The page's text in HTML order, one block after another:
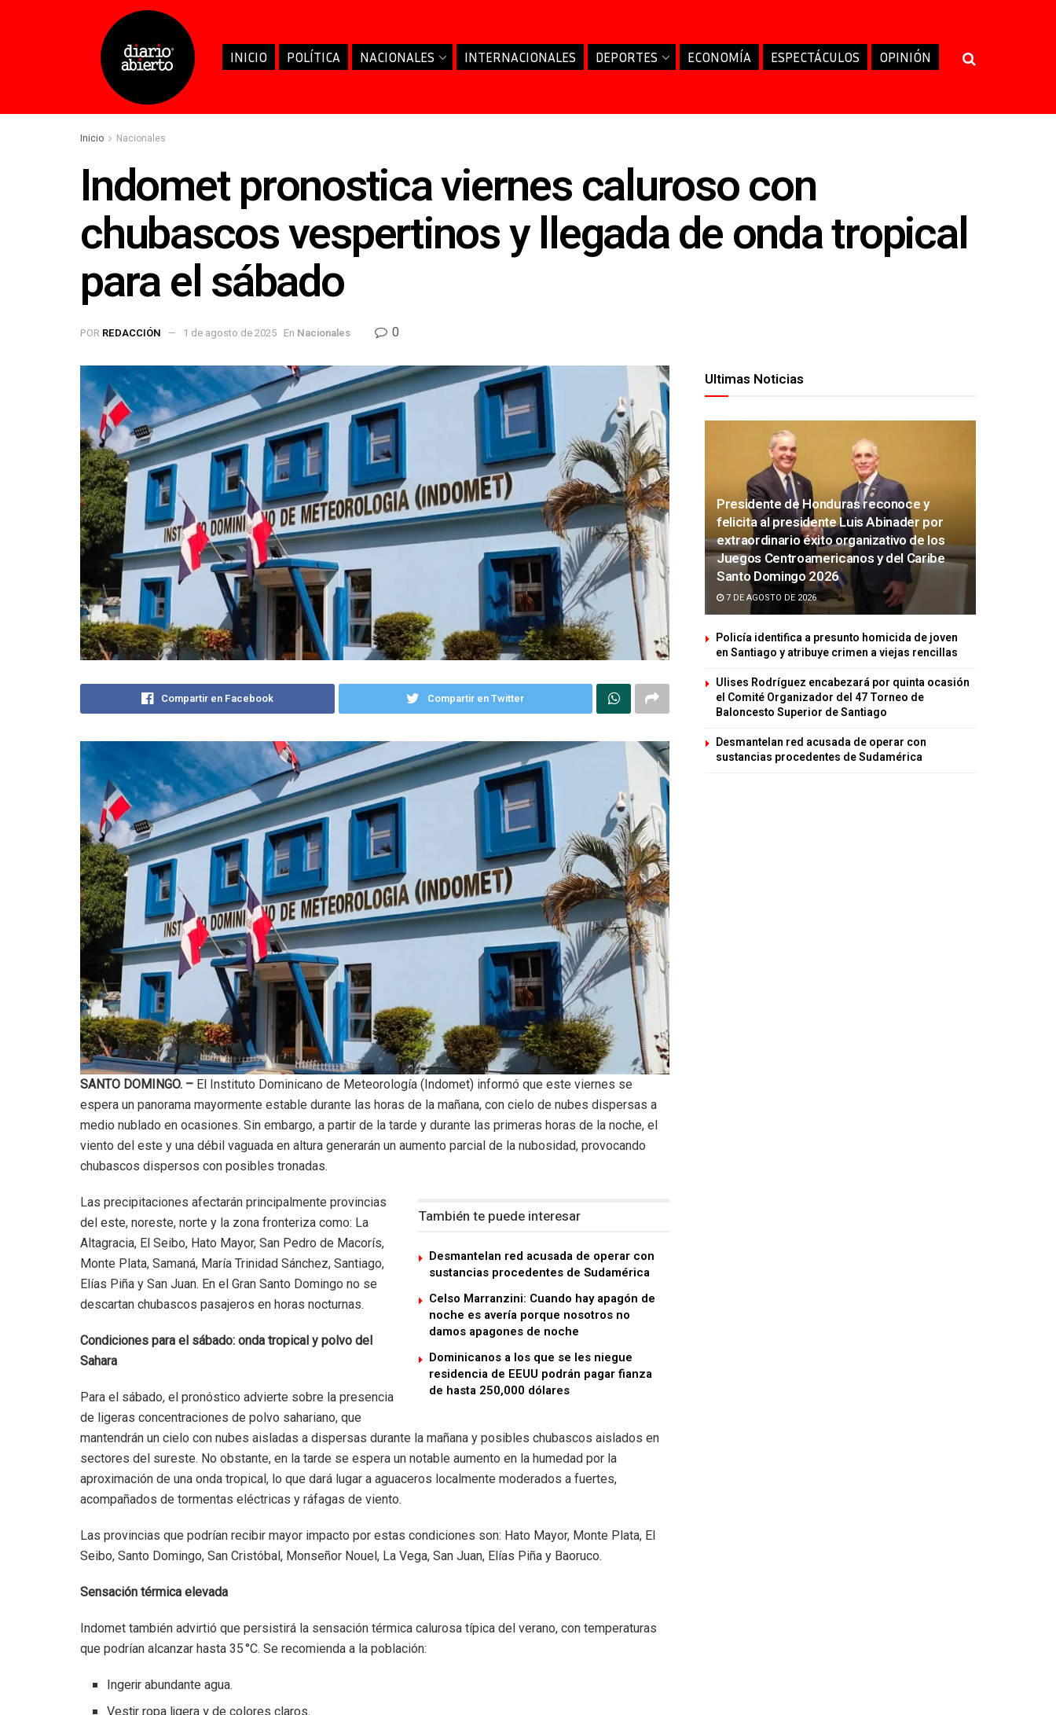
INICIO POLÍTICA NACIONALES INTERNACIONALES DEPORTES ECONOMÍA ESPECTÁCULOS OPINIÓN
Inicio Nacionales
Indomet pronostica viernes caluroso con
chubascos vespertinos y llegada de onda tropical
para el sábado
POR REDACCIÓN 1 de agosto de 2025 En Nacionales 0
Compartir en Facebook Compartir en Twitter
SANTO DOMINGO. – El Instituto Dominicano de Meteorología (Indomet) informó que este viernes se
espera un panorama mayormente estable durante las horas de la mañana, con cielo de nubes dispersas a
medio nublado en ocasiones. Sin embargo, a partir de la tarde y durante las primeras horas de la noche, el
viento del este y una débil vaguada en altura generarán un aumento parcial de la nubosidad, provocando
chubascos dispersos con posibles tronadas.
También te puede interesar
Desmantelan red acusada de operar con
sustancias procedentes de Sudamérica
Celso Marranzini: Cuando hay apagón de
noche es avería porque nosotros no
damos apagones de noche
Dominicanos a los que se les niegue
residencia de EEUU podrán pagar fianza
de hasta 250,000 dólares
Las precipitaciones afectarán principalmente provincias
del este, noreste, norte y la zona fronteriza como: La
Altagracia, El Seibo, Hato Mayor, San Pedro de Macorís,
Monte Plata, Samaná, María Trinidad Sánchez, Santiago,
Elías Piña y San Juan. En el Gran Santo Domingo no se
descartan chubascos pasajeros en horas nocturnas.
Condiciones para el sábado: onda tropical y polvo del
Sahara
Para el sábado, el pronóstico advierte sobre la presencia
de ligeras concentraciones de polvo sahariano, que
mantendrán un cielo con nubes aisladas a dispersas durante la mañana y posibles chubascos aislados en
sectores del sureste. No obstante, en la tarde se espera un notable aumento en la humedad por la
aproximación de una onda tropical, lo que dará lugar a aguaceros localmente moderados a fuertes,
acompañados de tormentas eléctricas y ráfagas de viento.
Las provincias que podrían recibir mayor impacto por estas condiciones son: Hato Mayor, Monte Plata, El
Seibo, Santo Domingo, San Cristóbal, Monseñor Nouel, La Vega, San Juan, Elías Piña y Baoruco.
Sensación térmica elevada
Indomet también advirtió que persistirá la sensación térmica calurosa típica del verano, con temperaturas
que podrían alcanzar hasta 35 °C. Se recomienda a la población:
Ingerir abundante agua.
Ultimas Noticias
Presidente de Honduras reconoce y
felicita al presidente Luis Abinader por
extraordinario éxito organizativo de los
Juegos Centroamericanos y del Caribe
Santo Domingo 2026
7 DE AGOSTO DE 2026
Policía identifica a presunto homicida de joven
en Santiago y atribuye crimen a viejas rencillas
Ulises Rodríguez encabezará por quinta ocasión
el Comité Organizador del 47 Torneo de
Baloncesto Superior de Santiago
Desmantelan red acusada de operar con
sustancias procedentes de Sudamérica